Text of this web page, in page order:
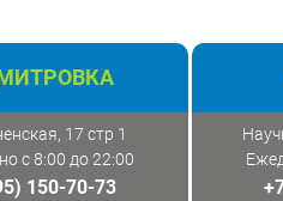
17 стр 1
с 8:00 до 22:00
150-70-73